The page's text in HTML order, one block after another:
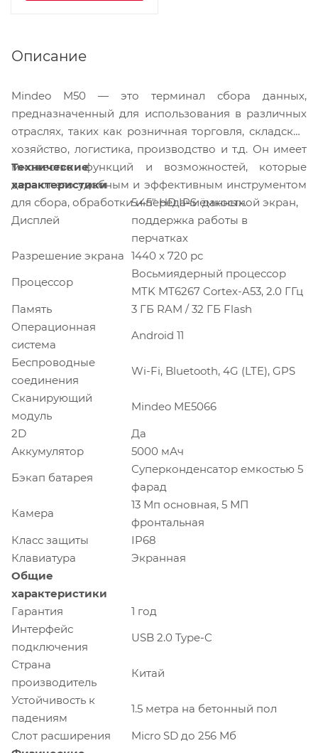
Описание
Mindeo M50 — это терминал сбора данных,
предназначенный для использования в различных
отраслях, таких как розничная торговля, складское
хозяйство, логистика, производство и т.д. Он имеет
множество функций и возможностей, которые
делают его удобным и эффективным инструментом
для сбора, обработки и передачи данных.
Технические
характеристики
Дисплей
5.45" HD IPS ёмкостной экран,
поддержка работы в
перчатках
Разрешение экрана 1440 x 720 pc
Процессор
Восьмиядерный процессор
MTK MT6267 Cortex-A53, 2.0 ГГц
Память
3 ГБ RAM / 32 ГБ Flash
Операционная
система
Android 11
Беспроводные
соединения
Wi-Fi, Bluetooth, 4G (LTE), GPS
Сканирующий
модуль
Mindeo ME5066
2D
Да
Аккумулятор
5000 мАч
Бэкап батарея
Суперконденсатор емкостью 5
фарад
Камера
13 Мп основная, 5 МП
фронтальная
Класс защиты
IP68
Клавиатура
Экранная
Общие
характеристики
Гарантия
1 год
Интерфейс
подключения
USB 2.0 Type-C
Страна
производитель
Китай
Устойчивость к
падениям
1.5 метра на бетонный пол
Слот расширения
Micro SD до 256 Мб